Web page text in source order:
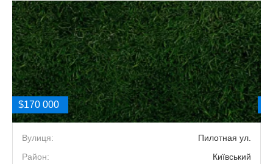
$170 000
Вулиця:
Пилотная ул.
Район:
Київський